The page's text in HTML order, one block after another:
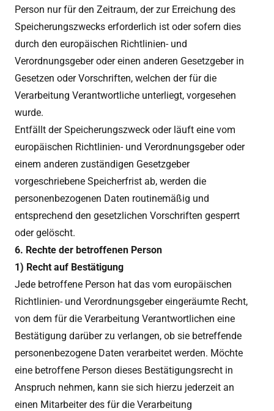
Person nur für den Zeitraum, der zur Erreichung des
Speicherungszwecks erforderlich ist oder sofern dies
durch den europäischen Richtlinien- und
Verordnungsgeber oder einen anderen Gesetzgeber in
Gesetzen oder Vorschriften, welchen der für die
Verarbeitung Verantwortliche unterliegt, vorgesehen
wurde.
Entfällt der Speicherungszweck oder läuft eine vom
europäischen Richtlinien- und Verordnungsgeber oder
einem anderen zuständigen Gesetzgeber
vorgeschriebene Speicherfrist ab, werden die
personenbezogenen Daten routinemäßig und
entsprechend den gesetzlichen Vorschriften gesperrt
oder gelöscht.
6. Rechte der betroffenen Person
1) Recht auf Bestätigung
Jede betroffene Person hat das vom europäischen
Richtlinien- und Verordnungsgeber eingeräumte Recht,
von dem für die Verarbeitung Verantwortlichen eine
Bestätigung darüber zu verlangen, ob sie betreffende
personenbezogene Daten verarbeitet werden. Möchte
eine betroffene Person dieses Bestätigungsrecht in
Anspruch nehmen, kann sie sich hierzu jederzeit an
einen Mitarbeiter des für die Verarbeitung